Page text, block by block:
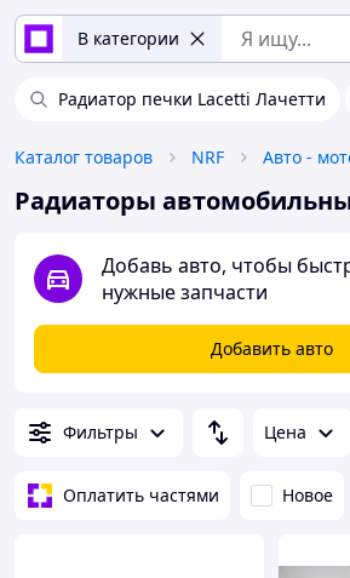
В категории
Радиатор печки Lacetti Лачетти
Каталог товаров NRF Авто -
Радиаторы
Добавь авто, чтобы
нужные запчасти
Добавить авто
Фильтры Цена
Оплатить частями Новое